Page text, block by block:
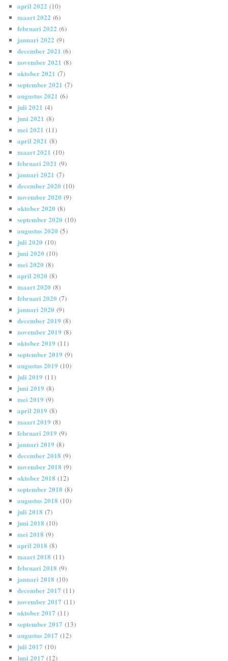
april 2022 (10)
maart 2022 (6)
februari 2022 (6)
januari 2022 (9)
december 2021 (6)
november 2021 (8)
oktober 2021 (7)
september 2021 (7)
augustus 2021 (6)
juli 2021 (4)
juni 2021 (8)
mei 2021 (11)
april 2021 (8)
maart 2021 (10)
februari 2021 (9)
januari 2021 (7)
december 2020 (10)
november 2020 (9)
oktober 2020 (8)
september 2020 (10)
augustus 2020 (5)
juli 2020 (10)
juni 2020 (10)
mei 2020 (8)
april 2020 (8)
maart 2020 (8)
februari 2020 (7)
januari 2020 (9)
december 2019 (8)
november 2019 (8)
oktober 2019 (11)
september 2019 (9)
augustus 2019 (10)
juli 2019 (11)
juni 2019 (8)
mei 2019 (9)
april 2019 (8)
maart 2019 (8)
februari 2019 (9)
januari 2019 (8)
december 2018 (9)
november 2018 (9)
oktober 2018 (12)
september 2018 (8)
augustus 2018 (10)
juli 2018 (7)
juni 2018 (10)
mei 2018 (9)
april 2018 (8)
maart 2018 (11)
februari 2018 (9)
januari 2018 (10)
december 2017 (11)
november 2017 (11)
oktober 2017 (11)
september 2017 (13)
augustus 2017 (12)
juli 2017 (10)
juni 2017 (12)